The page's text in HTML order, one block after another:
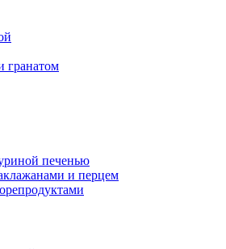
гранатом
печенью
и перцем